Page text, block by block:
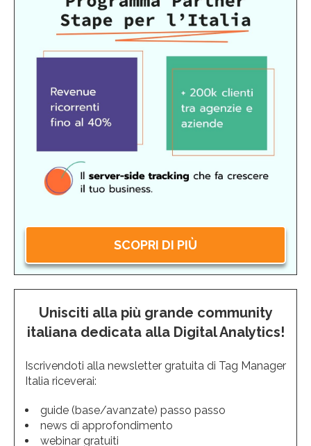
SCOPRI DI PIÙ
Unisciti alla più grande community
italiana dedicata alla Digital Analytics!
Iscrivendoti alla newsletter gratuita di Tag Manager
Italia riceverai:
guide (base/avanzate) passo passo
news di approfondimento
webinar gratuiti